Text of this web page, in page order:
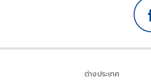
ต่างประเทศ